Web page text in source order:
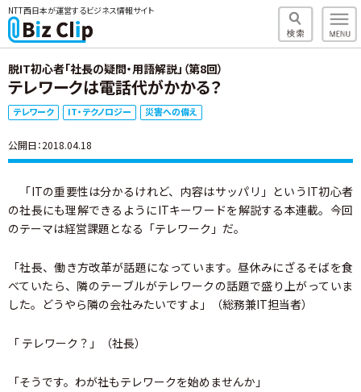
NTT西日本が運営するビジネス情報サイト
脱IT初心者「社長の疑問・用語解説」（第8回）
テレワークは電話代がかかる？
テレワーク IT・テクノロジー 災害への備え
公開日：2018.04.18
「ITの重要性は分かるけれど、内容はサッパリ」というIT初心者
の社長にも理解できるようにITキーワードを解説する本連載。今回
のテーマは経営課題となる「テレワーク」だ。
「社長、働き方改革が話題になっています。昼休みにざるそばを食
べていたら、隣のテーブルがテレワークの話題で盛り上がっていま
した。どうやら隣の会社みたいですよ」（総務兼IT担当者）
「 テレワーク？」（社長）
「そうです。わが社もテレワークを始めませんか」